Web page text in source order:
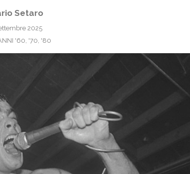
Setaro
2025
'60, '70, '80